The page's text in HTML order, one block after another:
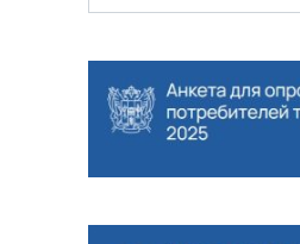
for: